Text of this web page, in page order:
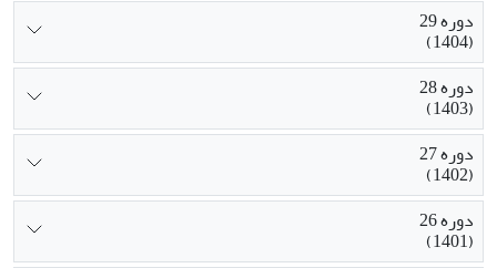
دوره 29
(1404)
دوره 28
(1403)
دوره 27
(1402)
دوره 26
(1401)